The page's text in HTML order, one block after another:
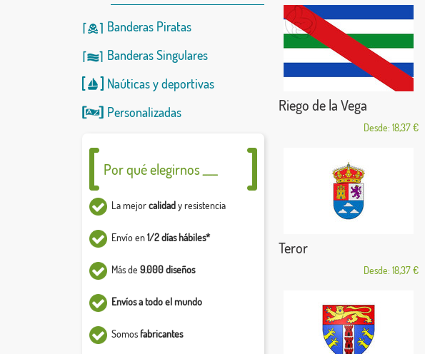
Banderas Piratas
Banderas Singulares
Naúticasydeportivas
Personalizadas
Por qué elegirnos ___
La mejorcalidady resistencia
Envío en1/2 días hábiles*
Más de 9.000 diseños
Envíos a todo el mundo
Somosfabricantes
Riego de la Vega
Desde: 18,37 €
Teror
Desde: 18,37 €